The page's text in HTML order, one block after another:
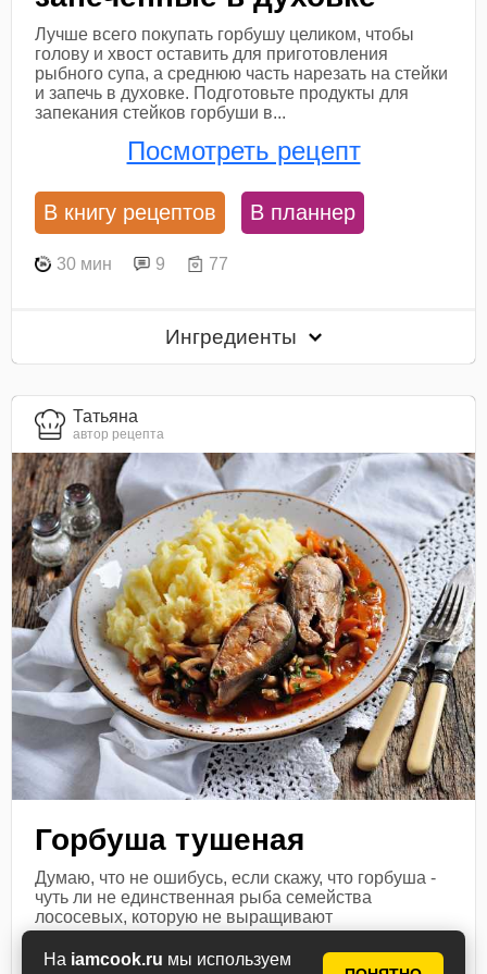
На iamcook.ru мы используем
Лучше всего покупать горбушу целиком, чтобы
голову и хвост оставить для приготовления
рыбного супа, а среднюю часть нарезать на стейки
и запечь в духовке. Подготовьте продукты для
запекания стейков горбуши в...
Посмотреть рецепт
В книгу рецептов В планнер
30 мин 9 77
Ингредиенты
Татьяна
автор рецепта
Горбуша тушеная
Думаю, что не ошибусь, если скажу, что горбуша -
чуть ли не единственная рыба семейства
лососевых, которую не выращивают
искусственным путем, а цена на нее - втрое ниже,
чем на...